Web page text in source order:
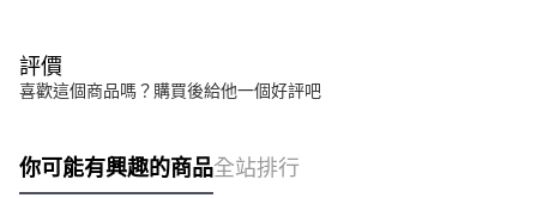
評價
喜歡這個商品嗎？購買後給他一個好評吧
你可能有興趣的商品全站排行